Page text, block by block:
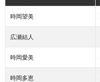
時岡望美
広瀬結人
時岡愛美
時岡多恵